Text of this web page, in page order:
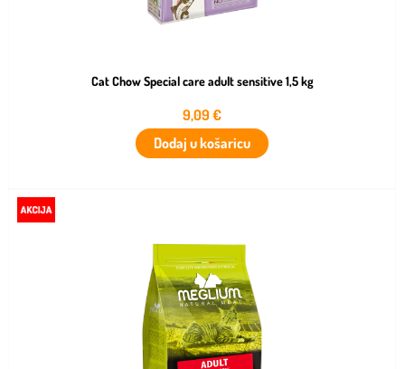
Cat Chow Special care adult sensitive 1,5 kg
9,09€
Dodaj u košaricu